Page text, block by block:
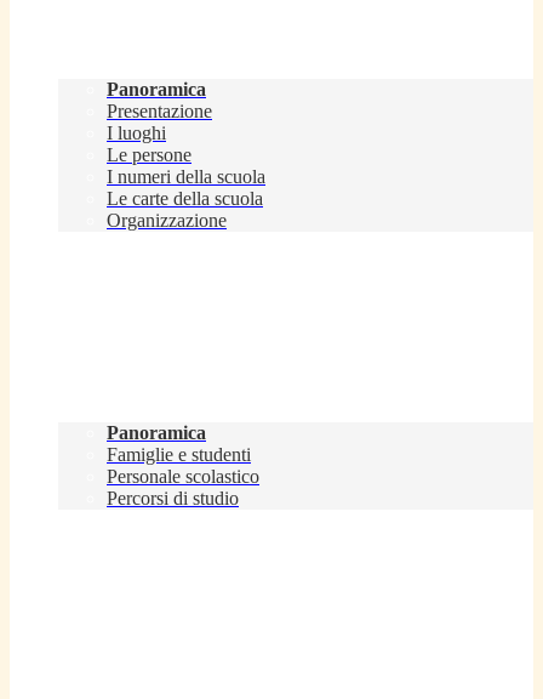
Panoramica
Presentazione
I luoghi
Le persone
I numeri della scuola
Le carte della scuola
Organizzazione
Panoramica
Famiglie e studenti
Personale scolastico
Percorsi di studio